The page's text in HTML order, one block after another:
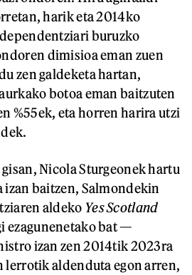
harik eta 2014ko
buruzko
dimisioa eman zuen
zen galdeketa hartan,
botoa eman baitzuten
%55ek, eta horren harira utzi
Nicola Sturgeonek hartu
izan baitzen, Salmondekin
aldeko Yes Scotland
ezagunenetako bat —
izan zen 2014tik 2023ra
aldenduta egon arren,